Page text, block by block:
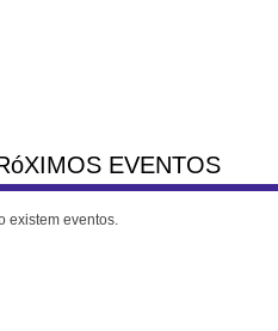
EVENTOS
existem eventos.